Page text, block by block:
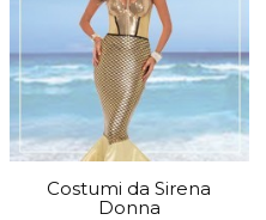
Costumi da Sirena
Donna